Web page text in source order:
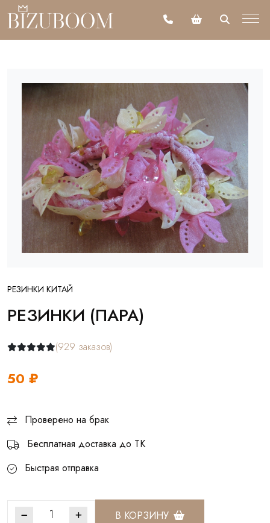
РЕЗИНКИ КИТАЙ
РЕЗИНКИ (ПАРА)
(929 заказов)
50 ₽
Проверено на брак
Бесплатная доставка до ТК
Быстрая отправка
В КОРЗИНУ